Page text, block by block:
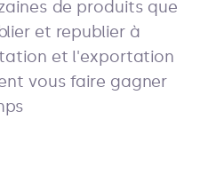
de produits que
et republier à
et l'exportation
vous faire gagner